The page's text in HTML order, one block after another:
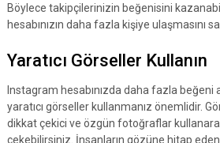
Böylece takipçilerinizin beğenisini
hesabınızın daha fazla kişiye ulaşmasını
Yaratıcı Görseller Kullanın
Instagram hesabınızda daha fazla beğeni
yaratıcı görseller kullanmanız önemlidir.
dikkat çekici ve özgün fotoğraflar
çekebilirsiniz. İnsanların gözüne hitap